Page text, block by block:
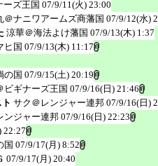
ーズ王国 07/9/11(火) 23:00
＠ナニワアームズ商藩国 07/9/12(水)
涼華＠海法よけ藩国 07/9/13(木) 1:37
ヒ国 07/9/13(木) 11:17
国 07/9/15(土) 20:19
ビギナーズ王国 07/9/16(日) 21:46
サク＠レンジャー連邦 07/9/16(日)
ンジャー連邦 07/9/16(日) 22:23
22:27
国 07/9/17(月) 8:52
07/9/17(月) 20:40